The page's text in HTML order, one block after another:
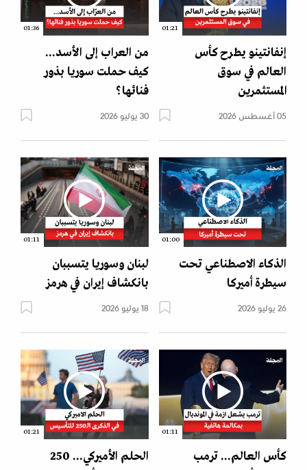
01:21
إنفانتينو يطرح كأس
العالم في سوق
المستثمرين
05 أغسطس 2026
01:36
من العراب إلى الأسد...
كيف حملت سوريا بذور
فنائها؟
30 يوليو 2026
01:00
الذكاء الاصطناعي تحت
سيطرة أميركا
26 يوليو 2026
01:11
لبنان وسوريا يتسببان
بانكشاف إيران في هرمز
18 يوليو 2026
01:11
كأس العالم... ترمب
01:21
الحلم الأميركي... 250